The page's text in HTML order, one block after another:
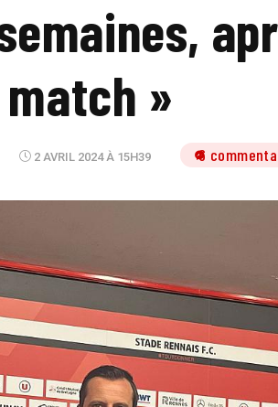
match »
2 AVRIL 2024 À 15H39 6